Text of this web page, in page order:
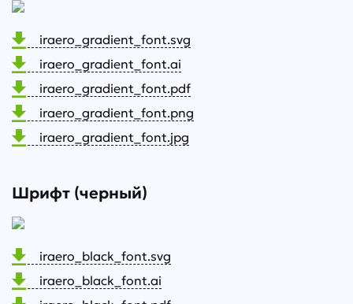
iraero_gradient_font.svg
iraero_gradient_font.ai
iraero_gradient_font.pdf
iraero_gradient_font.png
iraero_gradient_font.jpg
Шрифт (черный)
iraero_black_font.svg
iraero_black_font.ai